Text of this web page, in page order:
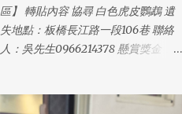
我必須搶這一段黃金時間 旺旺目前已
經4天沒吃沒喝了 外面又冷 旺旺 身上
還有一個傷口 必須每天擦藥好幾次 我
區】 轉貼內容 協尋 白色虎皮鸚鵡 遺
失地點：板橋長江路一段106巷 聯絡
人：吳先生0966214378 懸賞獎金：